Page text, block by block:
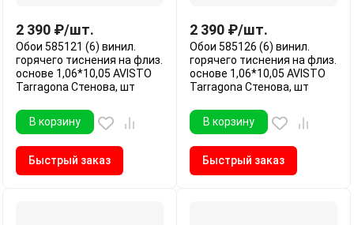
2 390 ₽/шт.
Обои 585121 (6) винил.
горячего тиснения на флиз.
основе 1,06*10,05 AVISTO
Tarragona Стенова, шт
В корзину
Быстрый заказ
2 390 ₽/шт.
Обои 585126 (6) винил.
горячего тиснения на флиз.
основе 1,06*10,05 AVISTO
Tarragona Стенова, шт
В корзину
Быстрый заказ